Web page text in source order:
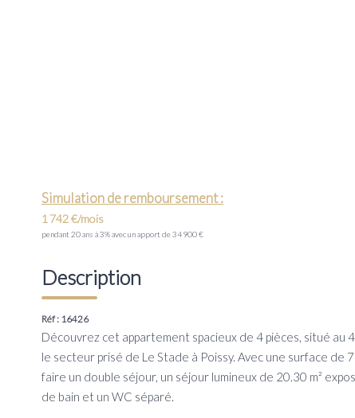
Simulation de remboursement :
1 742 €/mois
pendant 20 ans à 3% avec un apport de 34 900 €
Description
Réf : 16426
Découvrez cet appartement spacieux de 4 pièces, situé
le secteur prisé de Le Stade à Poissy. Avec une surface de
faire un double séjour, un séjour lumineux de 20.30 m²
de bain et un WC séparé.